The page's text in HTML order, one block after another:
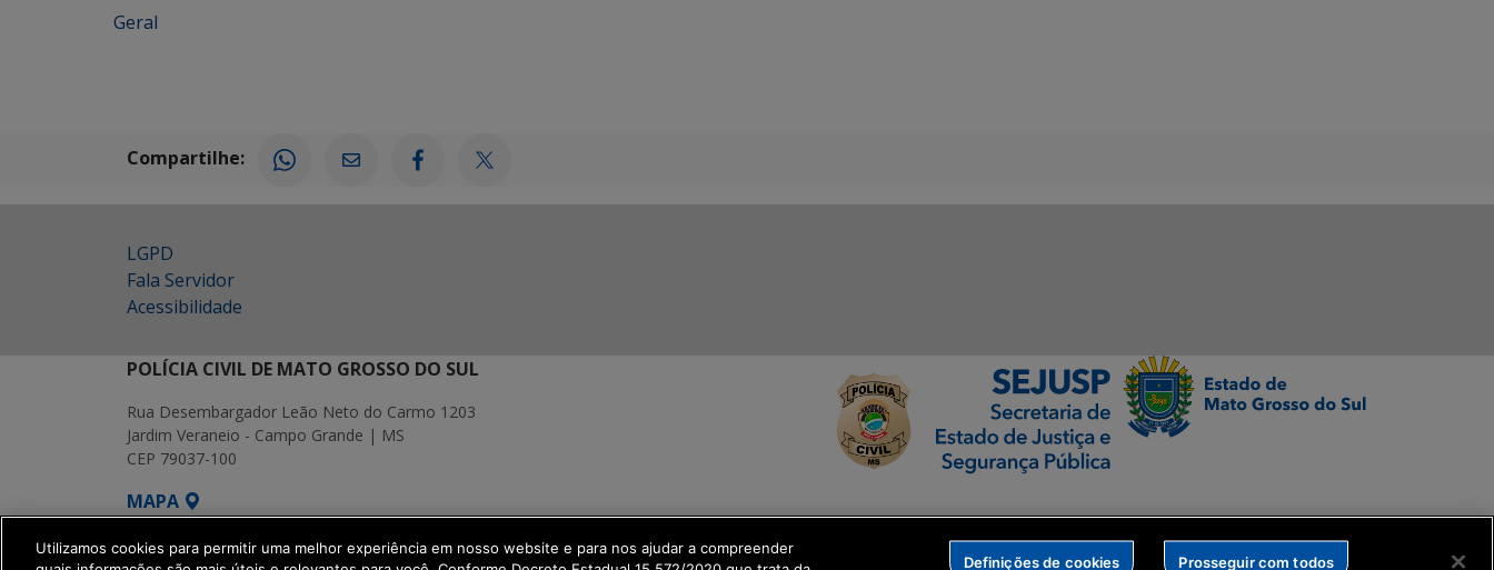
Geral
Compartilhe:
LGPD
Fala Servidor
Acessibilidade
POLÍCIA CIVIL DE MATO GROSSO DO SUL
Rua Desembargador Leão Neto do Carmo 1203
Jardim Veraneio - Campo Grande | MS
CEP 79037-100
MAPA
SETDIG | Secretaria-Executiva de Transformação Digital
Utilizamos cookies para permitir uma melhor experiência em nosso website e para nos ajudar a compreender
Definições de cookies Prosseguir com todos